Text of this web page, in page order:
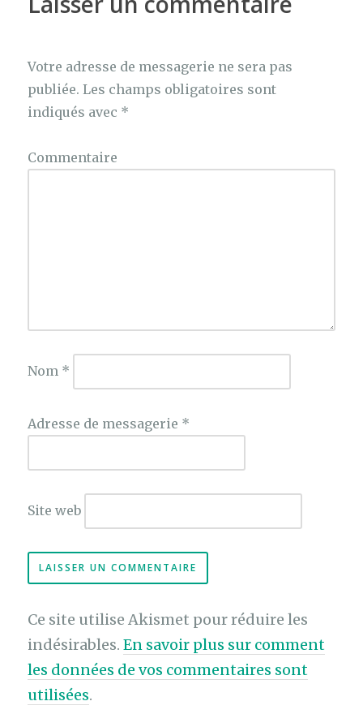
Votre adresse de messagerie ne sera pas
publiée. Les champs obligatoires sont
indiqués avec *
Commentaire
Nom *
Adresse de messagerie *
Site web
Ce site utilise Akismet pour réduire les
indésirables.En savoir plus sur comment
les données de vos commentaires sont
utilisées.